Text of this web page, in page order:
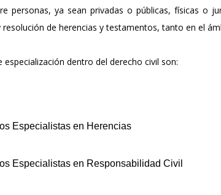
personas, ya sean privadas o públicas, físicas o
de herencias y testamentos, tanto en el
especialización dentro del derecho civil son:
Especialistas en Herencias
Especialistas en Responsabilidad Civil